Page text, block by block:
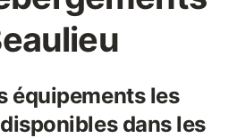
équipements les
dans les